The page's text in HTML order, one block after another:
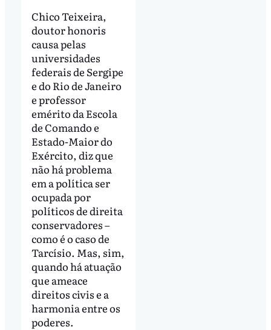
Chico Teixeira,
doutor honoris
causa pelas
universidades
federais de Sergipe
e do Rio de Janeiro
e professor
emérito da Escola
de Comando e
Estado-Maior do
Exército, diz que
não há problema
em a política ser
ocupada por
políticos de direita
conservadores –
como é o caso de
Tarcísio. Mas, sim,
quando há atuação
que ameace
direitos civis e a
harmonia entre os
poderes.